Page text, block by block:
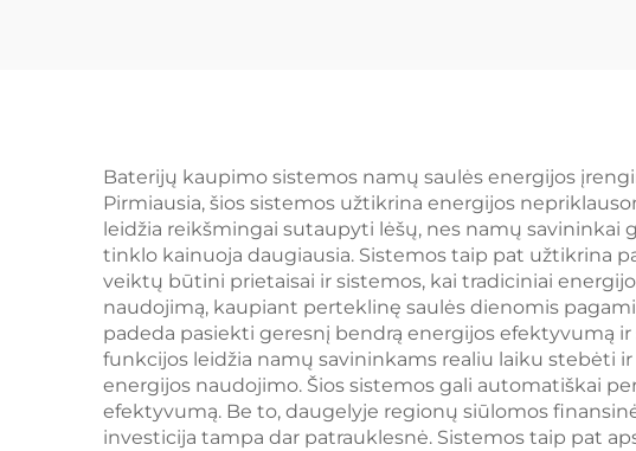
Baterijų kaupimo sistemos namų saulės energijos
Pirmiausia, šios sistemos užtikrina energijos
leidžia reikšmingai sutaupyti lėšų, nes namų savininkai
tinklo kainuoja daugiausia. Sistemos taip pat užtikrina
veiktų būtini prietaisai ir sistemos, kai tradiciniai
naudojimą, kaupiant perteklinę saulės dienomis
padeda pasiekti geresnį bendrą energijos efektyvumą
funkcijos leidžia namų savininkams realiu laiku stebėti
energijos naudojimo. Šios sistemos gali automatiškai
efektyvumą. Be to, daugelyje regionų siūlomos
investicija tampa dar patrauklesnė. Sistemos taip pat